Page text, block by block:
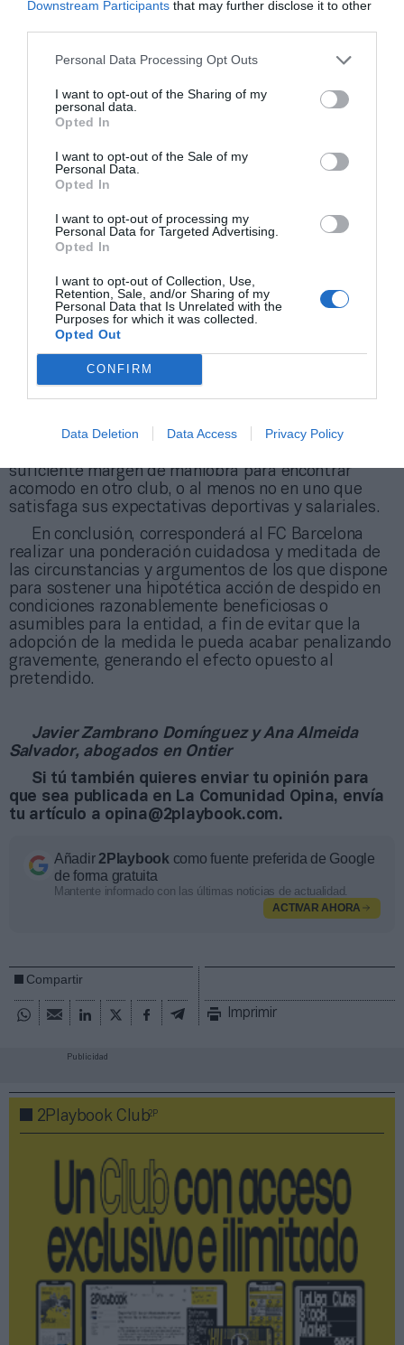
Downstream Participants that may further disclose it to other
Personal Data Processing Opt Outs
I want to opt-out of the Sharing of my
personal data.
Opted In
I want to opt-out of the Sale of my
Personal Data.
Opted In
I want to opt-out of processing my
Personal Data for Targeted Advertising.
Opted In
I want to opt-out of Collection, Use,
Retention, Sale, and/or Sharing of my
Personal Data that Is Unrelated with the
Purposes for which it was collected.
Opted Out
CONFIRM
Data Deletion Data Access Privacy Policy
le impediría amortizar la inversión realizada para su
contratación -siquiera parcialmente.
3. El club podría ser condenado en un eventual
instancia del jugador, a abonar a éste
todas las
retribuciones convenidas hasta la terminación
natural de su contrato que hubieren quedado
expresado en párrafos previos sobre la
determinación del importe de la cuantía
indemnizatoria, una de las circunstancias que podría
actuar como agravante de cara a su modulación por
parte del Juez de lo Social, sería que, de ejecutarse
finalmente el despido en la fecha indicada por Sport
(esto es, en torno al 24 de agosto), sus efectos se
producirían a escasos días del cierre del mercado de
transferencias en las 5 grandes ligas europeas (31
de agosto). De forma que, estando los cubes
centrados en el inicio de sus respectivas
confeccionadas, ello pudiera suponer un importante
suficiente margen de maniobra para encontrar
acomodo en otro club, o al menos no en uno que
satisfaga sus expectativas deportivas y salariales.
En conclusión, corresponderá al FC Barcelona
realizar una ponderación cuidadosa y meditada de
las circunstancias y argumentos de los que dispone
para sostener una hipotética acción de despido en
condiciones razonablemente beneficiosas o
asumibles para la entidad, a fin de evitar que la
adopción de la medida le pueda acabar penalizando
gravemente, generando el efecto opuesto al
pretendido.
Javier Zambrano Domínguez y Ana Almeida
Salvador, abogados en Ontier
Si tú también quieres enviar tu opinión para
que sea publicada en La Comunidad Opina, envía
tu artículo a opina@2playbook.com.
Añadir2Playbook como fuente preferida de Google
de forma gratuita
Mantente informado con las últimas noticias de actualidad.
ACTIVAR AHORA
Compartir
Imprimir
Publicidad
2Playbook Club2P